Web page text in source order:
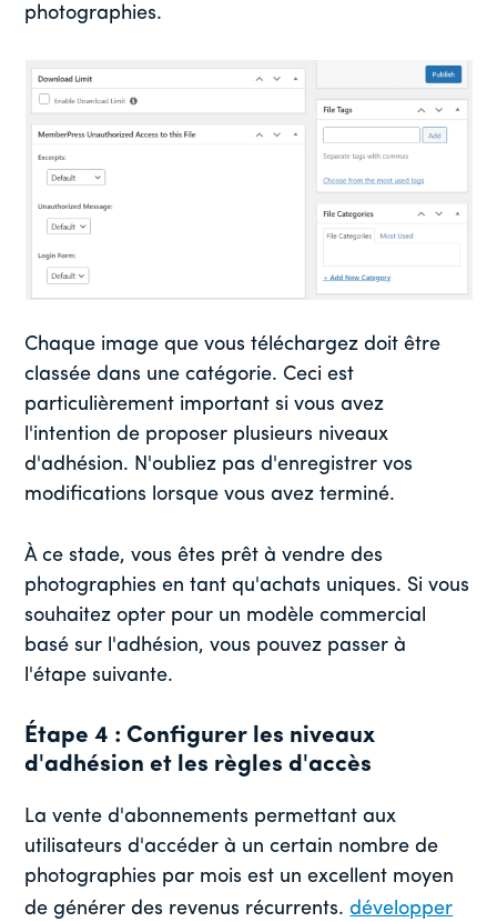
photographies.
Chaque image que vous téléchargez doit être
classée dans une catégorie. Ceci est
particulièrement important si vous avez
l'intention de proposer plusieurs niveaux
d'adhésion. N'oubliez pas d'enregistrer vos
modifications lorsque vous avez terminé.
À ce stade, vous êtes prêt à vendre des
photographies en tant qu'achats uniques. Si vous
souhaitez opter pour un modèle commercial
basé sur l'adhésion, vous pouvez passer à
l'étape suivante.
Étape 4 : Configurer les niveaux
d'adhésion et les règles d'accès
La vente d'abonnements permettant aux
utilisateurs d'accéder à un certain nombre de
photographies par mois est un excellent moyen
de générer des revenus récurrents.développer